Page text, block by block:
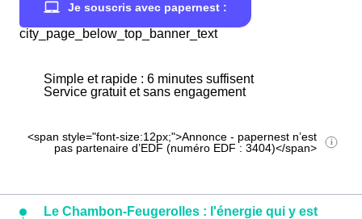
Je souscris avec papernest :
city_page_below_top_banner_text
Simple et rapide : 6 minutes suffisent
Service gratuit et sans engagement
<span style="font-size:12px;">Annonce - papernest n’est
pas partenaire d’EDF (numéro EDF : 3404)</span>
Le Chambon-Feugerolles : l'énergie qui y est